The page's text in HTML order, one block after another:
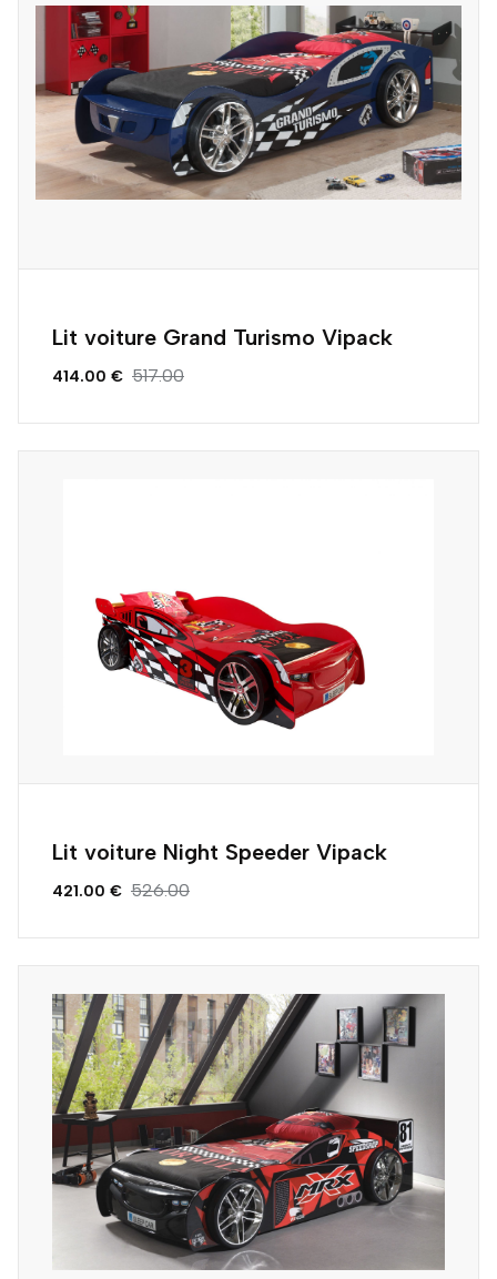
Lit voiture Grand Turismo Vipack
414.00 € 517.00
Lit voiture Night Speeder Vipack
421.00 € 526.00